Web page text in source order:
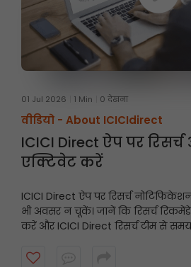
01 Jul 2026 1 Min 0 देखना
वीडियो - About ICICIdirect
ICICI Direct ऐप पर
एक्टिवेट करें
ICICI Direct ऐप पर रिसर्च
भी अवसर न चूकें। जानें कि रिसर्च
करें और ICICI Direct रिसर्च टीम से समय